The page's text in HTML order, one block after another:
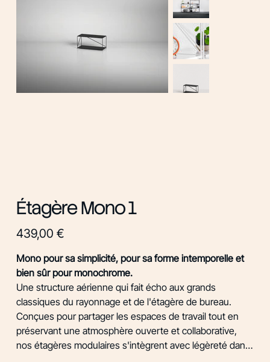
Étagère Mono 1
439,00 €
Mono pour sa simplicité, pour sa forme intemporelle et
bien sûr pour monochrome.
Une structure aérienne qui fait écho aux grands
classiques du rayonnage et de l'étagère de bureau.
Conçues pour partager les espaces de travail tout en
préservant une atmosphère ouverte et collaborative,
nos étagères modulaires s'intègrent avec légèreté dans